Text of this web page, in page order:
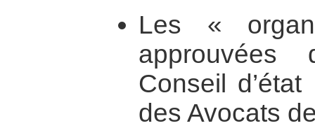
Les «
approuvées
Conseil d’état
des Avocats